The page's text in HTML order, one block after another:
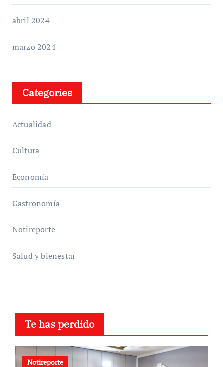
abril 2024
marzo 2024
Categories
Actualidad
Cultura
Economía
Gastronomía
Notireporte
Salud y bienestar
Te has perdido
Notireporte